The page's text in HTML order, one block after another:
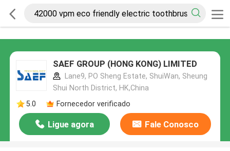
SAEF GROUP (HONG KONG) LIMITED
Lane9, PO Sheng Estate, ShuiWan, Sheung
Shui North District, HK,China
5.0
Fornecedor verificado
Ligue agora Fale Conosco